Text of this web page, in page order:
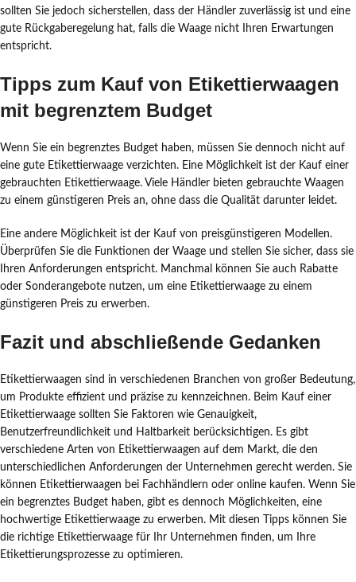
sollten Sie jedoch sicherstellen, dass der Händler zuverlässig ist und eine
gute Rückgaberegelung hat, falls die Waage nicht Ihren Erwartungen
entspricht.
Tipps zum Kauf von Etikettierwaagen
mit begrenztem Budget
Wenn Sie ein begrenztes Budget haben, müssen Sie dennoch nicht auf
eine gute Etikettierwaage verzichten. Eine Möglichkeit ist der Kauf einer
gebrauchten Etikettierwaage. Viele Händler bieten gebrauchte Waagen
zu einem günstigeren Preis an, ohne dass die Qualität darunter leidet.
Eine andere Möglichkeit ist der Kauf von preisgünstigeren Modellen.
Überprüfen Sie die Funktionen der Waage und stellen Sie sicher, dass sie
Ihren Anforderungen entspricht. Manchmal können Sie auch Rabatte
oder Sonderangebote nutzen, um eine Etikettierwaage zu einem
günstigeren Preis zu erwerben.
Fazit und abschließende Gedanken
Etikettierwaagen sind in verschiedenen Branchen von großer Bedeutung,
um Produkte effizient und präzise zu kennzeichnen. Beim Kauf einer
Etikettierwaage sollten Sie Faktoren wie Genauigkeit,
Benutzerfreundlichkeit und Haltbarkeit berücksichtigen. Es gibt
verschiedene Arten von Etikettierwaagen auf dem Markt, die den
unterschiedlichen Anforderungen der Unternehmen gerecht werden. Sie
können Etikettierwaagen bei Fachhändlern oder online kaufen. Wenn Sie
ein begrenztes Budget haben, gibt es dennoch Möglichkeiten, eine
hochwertige Etikettierwaage zu erwerben. Mit diesen Tipps können Sie
die richtige Etikettierwaage für Ihr Unternehmen finden, um Ihre
Etikettierungsprozesse zu optimieren.